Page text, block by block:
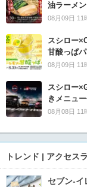
油ラーメ
08月09日 11
スシロー
甘酸っぱ
08月09日 11
スシロー
きメニュ
08月08日 11
トレンド | アクセス
セブン‐